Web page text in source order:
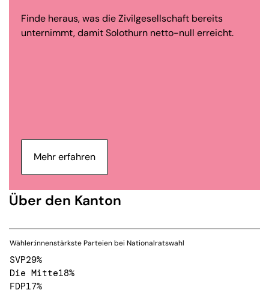
Finde heraus, was die Zivilgesellschaft bereits
unternimmt, damit Solothurn netto-null erreicht.
Mehr erfahren
Über den Kanton
Wähler:innenstärkste Parteien bei Nationalratswahl
SVP29%
Die Mitte18%
FDP17%